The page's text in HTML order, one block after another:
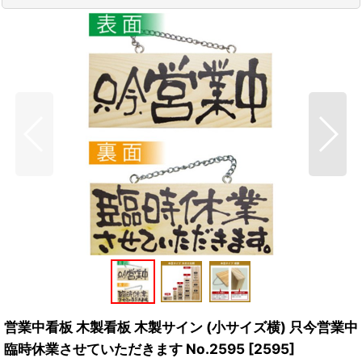
営業中看板 木製看板 木製サイン (小サイズ横) 只今営業中
臨時休業させていただきます No.2595 [2595]